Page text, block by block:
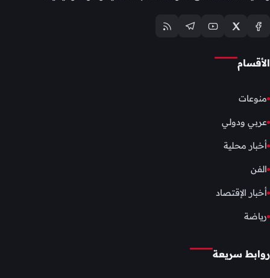
الأقسام
منوعات
عربي ودولي
أخبار محلية
الفن
أخبار الإقتصاد
رياضة
روابط سريعة